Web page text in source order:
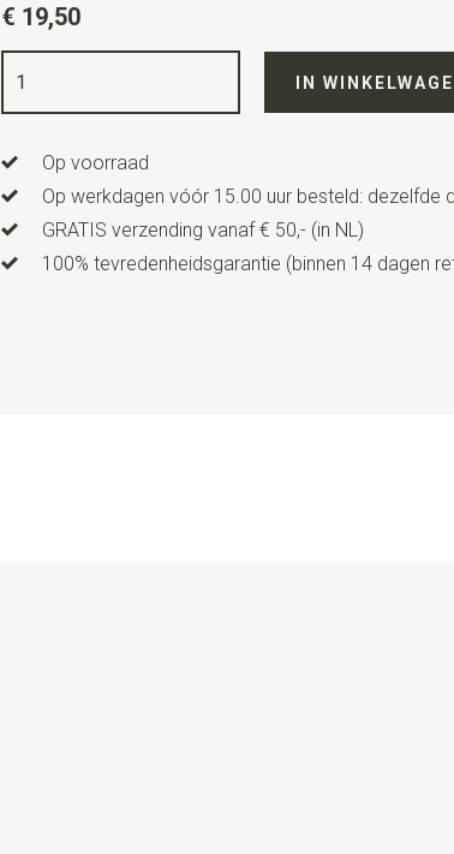
Kleurbordeauxrood / blauw
Kwaliteit
Lengte 6 cm
€ 19,50
IN
Op voorraad
Op werkdagen vóór 15.00 uur besteld: dezelfde
GRATIS verzending vanaf € 50,- (in NL)
100% tevredenheidsgarantie (binnen 14 dagen